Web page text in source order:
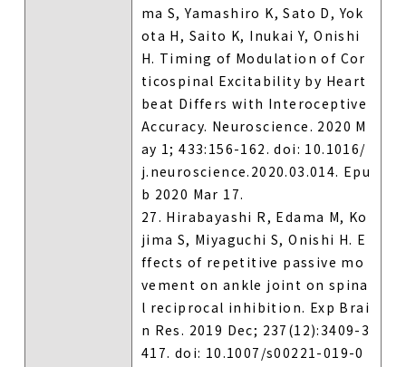
ma S, Yamashiro K, Sato D, Yok
ota H, Saito K, Inukai Y, Onishi
H. Timing of Modulation of Cor
ticospinal Excitability by Heart
beat Differs with Interoceptive
Accuracy. Neuroscience. 2020 M
ay 1; 433:156-162. doi: 10.1016/
j.neuroscience.2020.03.014. Epu
b 2020 Mar 17.
27. Hirabayashi R, Edama M, Ko
jima S, Miyaguchi S, Onishi H. E
ffects of repetitive passive mo
vement on ankle joint on spina
l reciprocal inhibition. Exp Brai
n Res. 2019 Dec; 237(12):3409-3
417. doi: 10.1007/s00221-019-0